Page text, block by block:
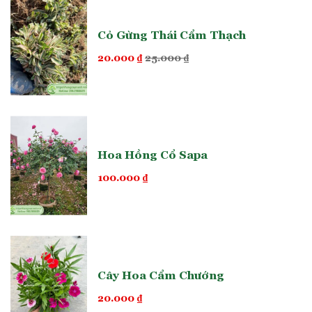
Cây chuối mỏ kétđược miêu tả là loại cây bụi thưa, thân
thảo nhỏ, có màu xanh tươi. Cây khả năng mọc thành nhiều
nhánh thưa và thẳng đứng, chiều cao tối đa mà cây có thể đạt
được là 1,5m.
Gốc cây mang đặc điểm sống lâu năm, có thân rễ mập mạp
và tăng trưởng nhanh chóng. Lá mỏ két có cuống dài, với
phiến lá dạng thuôn dài như lá chuối rẻ quạt nhưng kích
thước nhỏ và gọn hơn. Đặc biệt, lá có gốc tròn, đỉnh thuôn,
màu xanh bóng, và giữa lá có gân to, 2 bên có gân nhỏ hơn
và song song nhau. Mép lá trơn không có răng cưa.
Cỏ Gừng Thái Cẩm Thạch
20.000 ₫ 25.000₫
Hoa Hồng Cổ Sapa
100.000 ₫
Cây Hoa Cẩm Chướng
20.000 ₫